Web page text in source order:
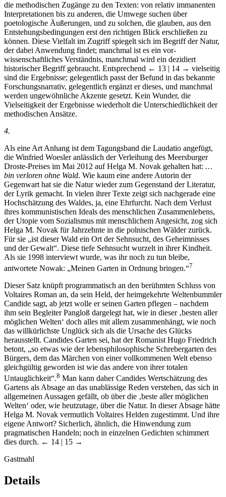
die methodischen Zugänge zu den Texten: von relativ immanenten
Interpretationen bis zu anderen, die Umwege suchen über
poetologische Äußerungen, und zu solchen, die glauben, aus den
Entstehungsbedingungen erst den richtigen Blick erschließen zu
können. Diese Vielfalt im Zugriff spiegelt sich im Begriff der Natur,
der dabei Anwendung findet; manchmal ist es ein vor-
wissenschaftliches Verständnis, manchmal wird ein dezidiert
historischer Begriff gebraucht. Entsprechend ← 13 | 14 → vielseitig
sind die Ergebnisse; gelegentlich passt der Befund in das bekannte
Forschungsnarrativ, gelegentlich ergänzt er dieses, und manchmal
werden ungewöhnliche Akzente gesetzt. Kein Wunder, die
Vielseitigkeit der Ergebnisse wiederholt die Unterschiedlichkeit der
methodischen Ansätze.
4.
Als eine Art Anhang ist dem Tagungsband die Laudatio angefügt,
die Winfried Woesler anlässlich der Verleihung des Meersburger
Droste-Preises im Mai 2012 auf Helga M. Novak gehalten hat: …
bin verloren ohne Wald. Wie kaum eine andere Autorin der
Gegenwart hat sie die Natur wieder zum Gegenstand der Literatur,
der Lyrik gemacht. In vielen ihrer Texte zeigt sich nachgerade eine
Hochschätzung des Waldes, ja, eine Ehrfurcht. Nach dem Verlust
ihres kommunistischen Ideals des menschlichen Zusammenlebens,
der Utopie vom Sozialismus mit menschlichem Angesicht, zog sich
Helga M. Novak für Jahrzehnte in die polnischen Wälder zurück.
Für sie „ist dieser Wald ein Ort der Sehnsucht, des Geheimnisses
und der Gewalt“. Diese tiefe Sehnsucht wurzelt in ihrer Kindheit.
Als sie 1998 interviewt wurde, was ihr noch zu tun bleibe,
antwortete Nowak: „Meinen Garten in Ordnung bringen.“7
Dieser Satz knüpft programmatisch an den berühmten Schluss von
Voltaires Roman an, da sein Held, der heimgekehrte Weltenbummler
Candide sagt, ab jetzt wolle er seinen Garten pflegen – nachdem
ihm sein Begleiter Pangloß dargelegt hat, wie in dieser ‚besten aller
möglichen Welten‘ doch alles mit allem zusammenhängt, wie noch
das willkürlichste Unglück sich als die Ursache des Glücks
herausstellt. Candides Garten sei, hat der Romanist Hugo Friedrich
betont, „so etwas wie der lebensphilosophische Schrebergarten des
Bürgers, dem das Märchen von einer vollkommenen Welt ebenso
gleichgültig geworden ist wie das andere von ihrer totalen
Untauglichkeit“.8 Man kann daher Candides Wertschätzung des
Gartens als Absage an das unablässige Reden verstehen, das sich in
allgemeinen Aussagen gefällt, ob über die ‚beste aller möglichen
Welten‘ oder, wie heutzutage, über die Natur. In dieser Absage hätte
Helga M. Novak vermutlich Voltaires Helden zugestimmt. Und ihre
eigene Antwort? Sicherlich, ähnlich, die Hinwendung zum
pragmatischen Handeln; noch in einzelnen Gedichten schimmert
dies durch. ← 14 | 15 →
Gastmahl
Details